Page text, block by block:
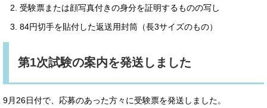
受験票または顔写真付きの身分を証明するものの写し
84円切手を貼付した返送用封筒（長3サイズのもの）
第1次試験の案内を発送しました
9月26日付で、応募のあった方々に受験票を発送しました。